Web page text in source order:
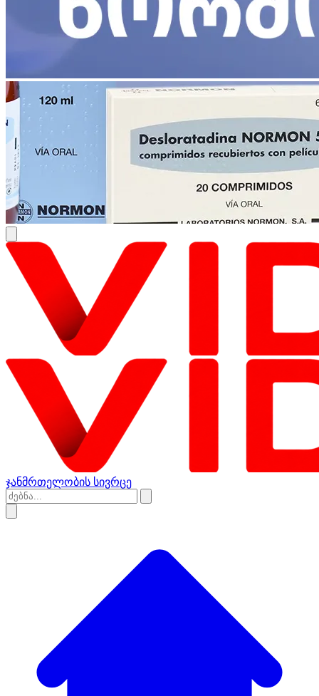
ჯანმრთელობის სივრცე